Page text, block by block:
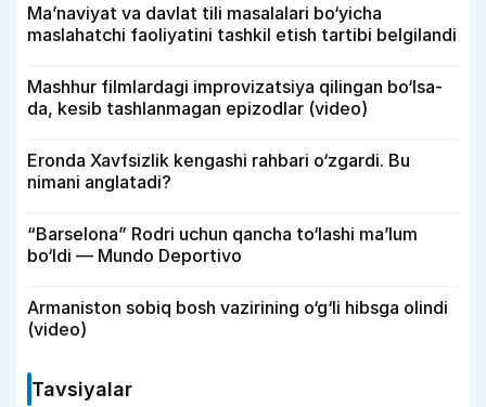
Ma’naviyat va davlat tili masalalari bo‘yicha
maslahatchi faoliyatini tashkil etish tartibi belgilandi
Mashhur filmlardagi improvizatsiya qilingan bo‘lsa-
da, kesib tashlanmagan epizodlar (video)
Eronda Xavfsizlik kengashi rahbari o‘zgardi. Bu
nimani anglatadi?
“Barselona” Rodri uchun qancha to‘lashi ma’lum
bo‘ldi — Mundo Deportivo
Armaniston sobiq bosh vazirining o‘g‘li hibsga olindi
(video)
Tavsiyalar